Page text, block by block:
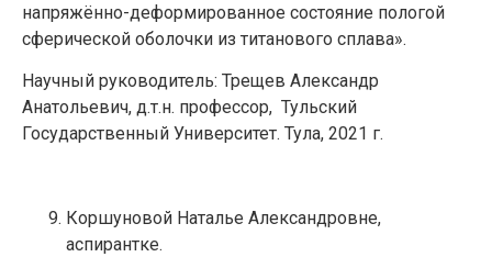
напряжённо-деформированное состояние пологой
сферической оболочки из титанового сплава».
Научный руководитель: Трещев Александр
Анатольевич, д.т.н. профессор, Тульский
Государственный Университет. Тула, 2021 г.
Коршуновой Наталье Александровне,
аспирантке.